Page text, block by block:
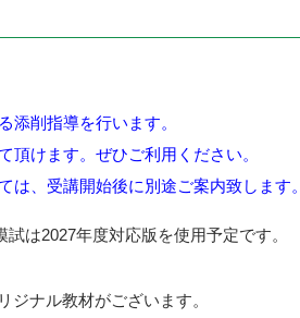
添削指導を行います。
頂けます。ぜひご利用ください。
、受講開始後に別途ご案内致します。
は2027年度対応版を使用予定です。
ナル教材がございます。